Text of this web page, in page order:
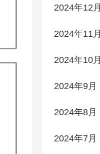
2024年12月
2024年11月
2024年10月
2024年9月
2024年8月
2024年7月